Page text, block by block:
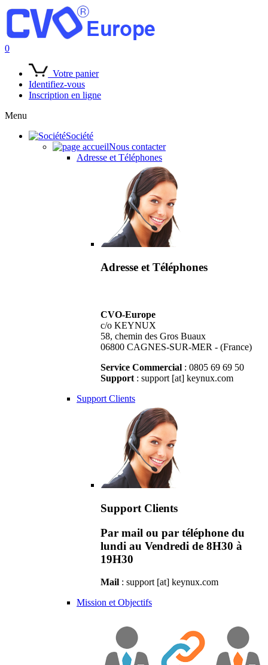
0
Votre panier
Identifiez-vous
Inscription en ligne
Menu
Société
Nous contacter
Adresse et Téléphones
Adresse et Téléphones
CVO-Europe
c/o KEYNUX
58, chemin des Gros Buaux
06800 CAGNES-SUR-MER - (France)
Service Commercial : 0805 69 69 50
Support : support [at] keynux.com
Support Clients
Support Clients
Par mail ou par téléphone du
lundi au Vendredi de 8H30 à
19H30
Mail : support [at] keynux.com
Mission et Objectifs